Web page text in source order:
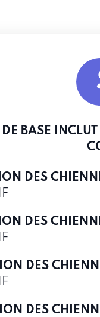
DES
DES
DES
DES
BASE